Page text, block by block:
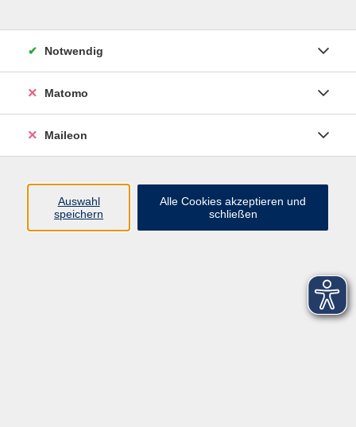
Notwendig
Matomo
Maileon
Auswahl
speichern
Alle Cookies akzeptieren und
schließen